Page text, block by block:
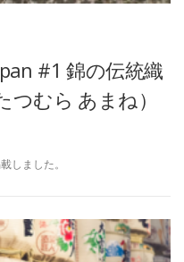
#1 錦の伝統織
つむら あまね）
しました。